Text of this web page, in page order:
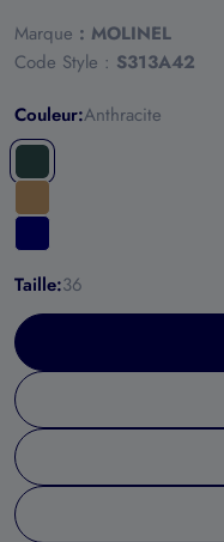
Marque : MOLINEL
Code Style : S313A42
Couleur:Anthracite
Taille:36